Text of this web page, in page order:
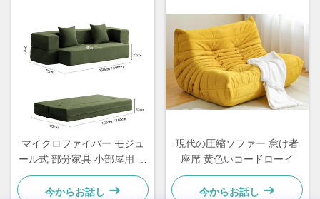
マイクロファイバー モジュ
ール式 部分家具 小部屋用 洗
えるソファ
今からお話し
現代の圧縮ソファー 怠け者
座席 黄色いコードローイ
今からお話し